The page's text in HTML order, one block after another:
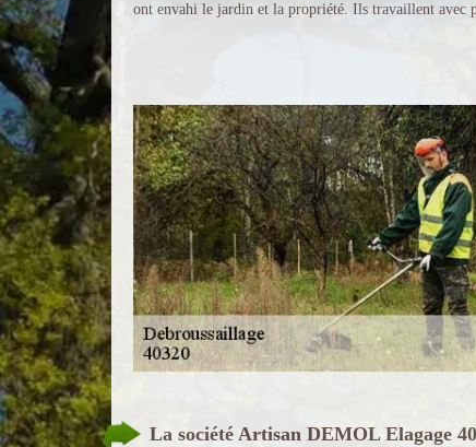
ont envahi le jardin et la propriété. Ils travaillent avec
La société Artisan DEMOL Elagage